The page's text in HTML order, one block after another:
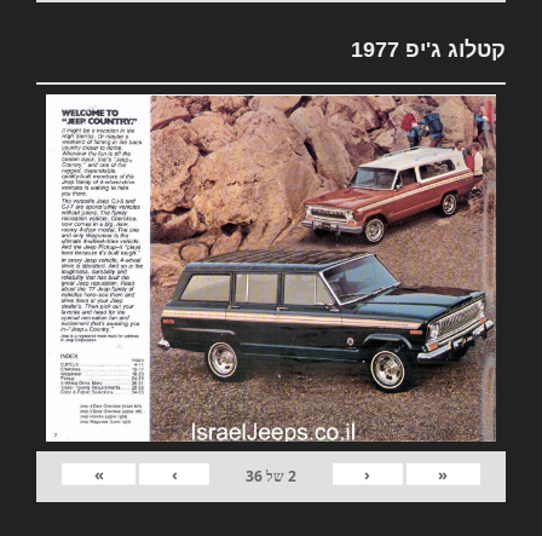
קטלוג ג'יפ 1977
«
‹
2של36
›
»